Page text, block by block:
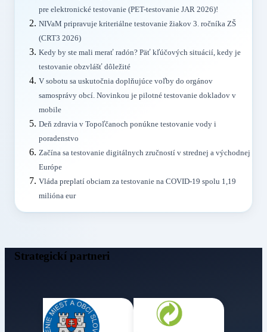
pre elektronické testovanie (PET-testovanie JAR 2026)!
NIVaM pripravuje kriteriálne testovanie žiakov 3. ročníka ZŠ
(CRT3 2026)
Kedy by ste mali merať radón? Päť kľúčových situácií, kedy je
testovanie obzvlášť dôležité
V sobotu sa uskutočnia doplňujúce voľby do orgánov
samosprávy obcí. Novinkou je pilotné testovanie dokladov v
mobile
Deň zdravia v Topoľčanoch ponúkne testovanie vody i
poradenstvo
Začína sa testovanie digitálnych zručností v strednej a východnej
Európe
Vláda preplatí obciam za testovanie na COVID-19 spolu 1,19
milióna eur
Strategickí partneri